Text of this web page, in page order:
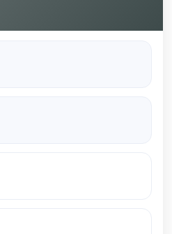
方